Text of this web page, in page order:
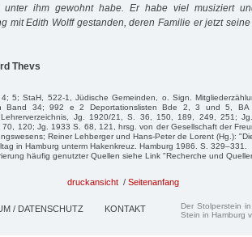
unter ihm gewohnt habe. Er habe viel musiziert
mit Edith Wolff gestanden, deren Familie er jetzt
Thevs
5; StaH, 522-1, Jüdische Gemeinden, o. Sign.
Band 34; 992 e 2 Deportationslisten Bde 2, 3 und 5, BA
Lehrerverzeichnis, Jg. 1920/21, S. 36, 150, 189, 249, 251;
70, 120; Jg. 1933 S. 68, 121, hrsg. von der Gesellschaft der
Reiner Lehberger und Hans-Peter de Lorent (Hg.):
in Hamburg unterm Hakenkreuz. Hamburg 1986. S. 329–331.
häufig genutzter Quellen siehe Link "Recherche und
druckansicht / Seitenanfang
/ DATENSCHUTZ KONTAKT
Der Stolperstein
Stein in Hamburg